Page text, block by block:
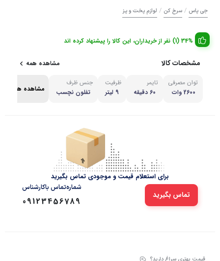
جی پاس / سرخ کن / لوازم پخت و پز
34% (1) نفر از خریداران، این کالا را پیشنهاد کرده اند
مشخصات کالا مشاهده همه
توان مصرفی
2600 وات
تایمر
60 دقیقه
ظرفیت
9 لیتر
جنس ظرف
تفلون نچسب
مشاهده همه
برای استعلام قیمت و موجودی تماس بگیرید
تماس بگیرید
شماره‌تماس‌ با‌کارشناس
09123456789
قیمت بهتری سراغ دارید؟